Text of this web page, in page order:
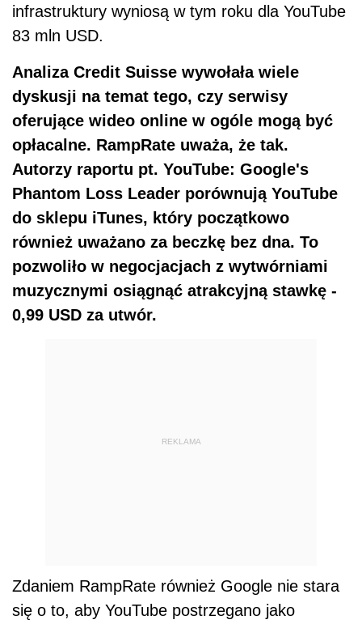
infrastruktury wyniosą w tym roku dla YouTube
83 mln USD.
Analiza Credit Suisse wywołała wiele
dyskusji na temat tego, czy serwisy
oferujące wideo online w ogóle mogą być
opłacalne. RampRate uważa, że tak.
Autorzy raportu pt. YouTube: Google's
Phantom Loss Leader porównują YouTube
do sklepu iTunes, który początkowo
również uważano za beczkę bez dna. To
pozwoliło w negocjacjach z wytwórniami
muzycznymi osiągnąć atrakcyjną stawkę -
0,99 USD za utwór.
REKLAMA
Zdaniem RampRate również Google nie stara
się o to, aby YouTube postrzegano jako